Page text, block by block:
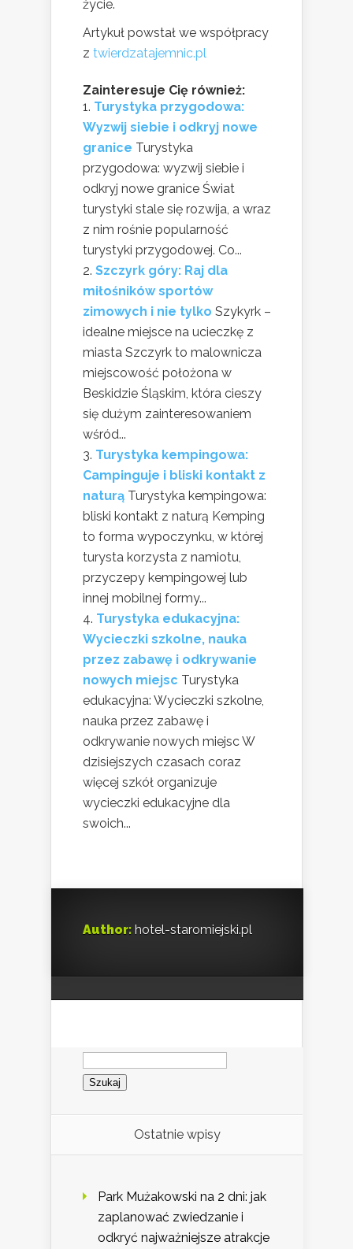
życie.
Artykuł powstał we współpracy
z twierdzatajemnic.pl
Zainteresuje Cię również:
Turystyka przygodowa:
Wyzwij siebie i odkryj nowe
granice Turystyka
przygodowa: wyzwij siebie i
odkryj nowe granice Świat
turystyki stale się rozwija, a wraz
z nim rośnie popularność
turystyki przygodowej. Co...
Szczyrk góry: Raj dla
miłośników sportów
zimowych i nie tylko Szykyrk –
idealne miejsce na ucieczkę z
miasta Szczyrk to malownicza
miejscowość położona w
Beskidzie Śląskim, która cieszy
się dużym zainteresowaniem
wśród...
Turystyka kempingowa:
Campinguje i bliski kontakt z
naturą Turystyka kempingowa:
bliski kontakt z naturą Kemping
to forma wypoczynku, w której
turysta korzysta z namiotu,
przyczepy kempingowej lub
innej mobilnej formy...
Turystyka edukacyjna:
Wycieczki szkolne, nauka
przez zabawę i odkrywanie
nowych miejsc Turystyka
edukacyjna: Wycieczki szkolne,
nauka przez zabawę i
odkrywanie nowych miejsc W
dzisiejszych czasach coraz
więcej szkół organizuje
wycieczki edukacyjne dla
swoich...
Author: hotel-staromiejski.pl
Szukaj:
Ostatnie wpisy
Park Mużakowski na 2 dni: jak
zaplanować zwiedzanie i
odkryć najważniejsze atrakcje